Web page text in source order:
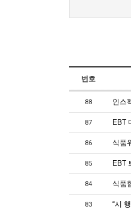
번호
88 인스
87 EBT
86 식품
85 EBT
84 식품
83 “시